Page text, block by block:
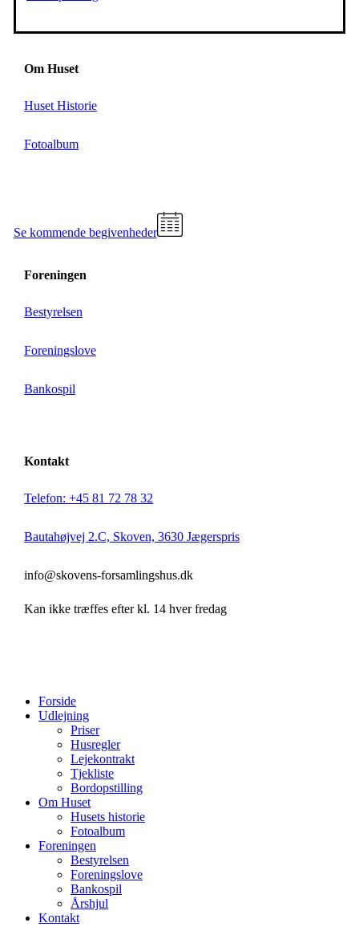
Om Huset
Huset Historie
Fotoalbum
Se kommende begivenheder
Foreningen
Bestyrelsen
Foreningslove
Bankospil
Kontakt
Telefon: +45 81 72 78 32
Bautahøjvej 2.C, Skoven, 3630 Jægerspris
info@skovens-forsamlingshus.dk
Kan ikke træffes efter kl. 14 hver fredag
Close
Menu
Forside
Udlejning
Priser
Husregler
Lejekontrakt
Tjekliste
Bordopstilling
Om Huset
Husets historie
Fotoalbum
Foreningen
Bestyrelsen
Foreningslove
Bankospil
Årshjul
Kontakt